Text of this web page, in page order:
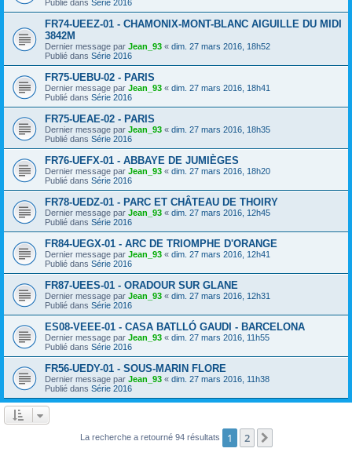
Publié dans Série 2016
FR74-UEEZ-01 - CHAMONIX-MONT-BLANC AIGUILLE DU MIDI
3842M
Dernier message par Jean_93 « dim. 27 mars 2016, 18h52
Publié dans Série 2016
FR75-UEBU-02 - PARIS
Dernier message par Jean_93 « dim. 27 mars 2016, 18h41
Publié dans Série 2016
FR75-UEAE-02 - PARIS
Dernier message par Jean_93 « dim. 27 mars 2016, 18h35
Publié dans Série 2016
FR76-UEFX-01 - ABBAYE DE JUMIÈGES
Dernier message par Jean_93 « dim. 27 mars 2016, 18h20
Publié dans Série 2016
FR78-UEDZ-01 - PARC ET CHÂTEAU DE THOIRY
Dernier message par Jean_93 « dim. 27 mars 2016, 12h45
Publié dans Série 2016
FR84-UEGX-01 - ARC DE TRIOMPHE D'ORANGE
Dernier message par Jean_93 « dim. 27 mars 2016, 12h41
Publié dans Série 2016
FR87-UEES-01 - ORADOUR SUR GLANE
Dernier message par Jean_93 « dim. 27 mars 2016, 12h31
Publié dans Série 2016
ES08-VEEE-01 - CASA BATLLÓ GAUDI - BARCELONA
Dernier message par Jean_93 « dim. 27 mars 2016, 11h55
Publié dans Série 2016
FR56-UEDY-01 - SOUS-MARIN FLORE
Dernier message par Jean_93 « dim. 27 mars 2016, 11h38
Publié dans Série 2016
La recherche a retourné 94 résultats 1 2